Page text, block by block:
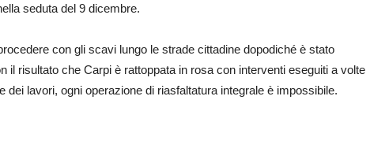
seduta del 9 dicembre.
con gli scavi lungo le strade cittadine dopodiché è stato
il risultato che Carpi è rattoppata in rosa con interventi eseguiti a volte
lavori, ogni operazione di riasfaltatura integrale è impossibile.